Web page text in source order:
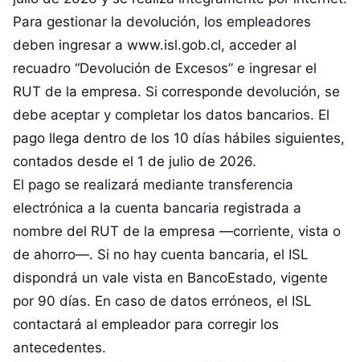
Para gestionar la devolución, los empleadores
deben ingresar a www.isl.gob.cl, acceder al
recuadro “Devolución de Excesos” e ingresar el
RUT de la empresa. Si corresponde devolución, se
debe aceptar y completar los datos bancarios. El
pago llega dentro de los 10 días hábiles siguientes,
contados desde el 1 de julio de 2026.
El pago se realizará mediante transferencia
electrónica a la cuenta bancaria registrada a
nombre del RUT de la empresa —corriente, vista o
de ahorro—. Si no hay cuenta bancaria, el ISL
dispondrá un vale vista en BancoEstado, vigente
por 90 días. En caso de datos erróneos, el ISL
contactará al empleador para corregir los
antecedentes.